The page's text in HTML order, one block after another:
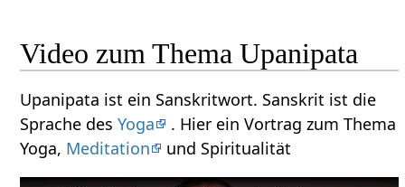
Video zum Thema Upanipata
Upanipata ist ein Sanskritwort. Sanskrit ist die
Sprache desYoga
. Hier ein Vortrag zum Thema
Yoga, Meditation und Spiritualität